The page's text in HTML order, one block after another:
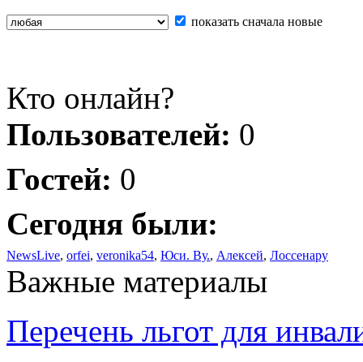
показать сначала новые
Кто онлайн?
Пользователей: 0
Гостей: 0
Сегодня были:
NewsLive, orfei, veronika54, Юси. Ву., Алексей, Лоссенару
Важные материалы
Перечень льгот для